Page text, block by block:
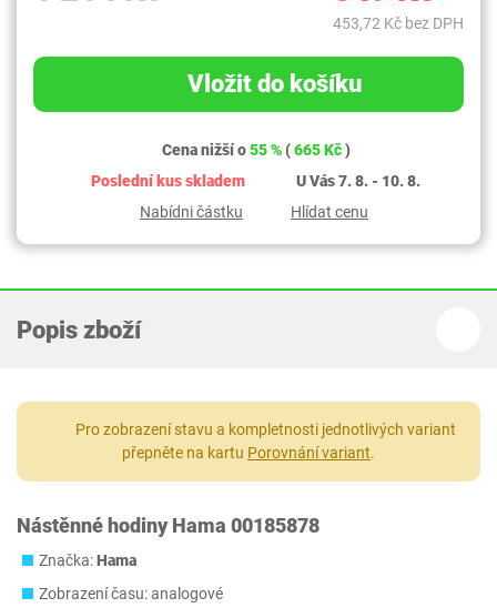
453,72 Kč bez DPH
Vložit do košíku
Cena nižší o55 %(665 Kč)
Poslední kus skladem
U Vás 7. 8. - 10. 8.
Nabídni částku
Hlídat cenu
Popis zboží
Pro zobrazení stavu a kompletnosti jednotlivých variant
přepněte na kartu Porovnání variant.
Nástěnné hodiny Hama 00185878
Značka:Hama
Zobrazení času: analogové